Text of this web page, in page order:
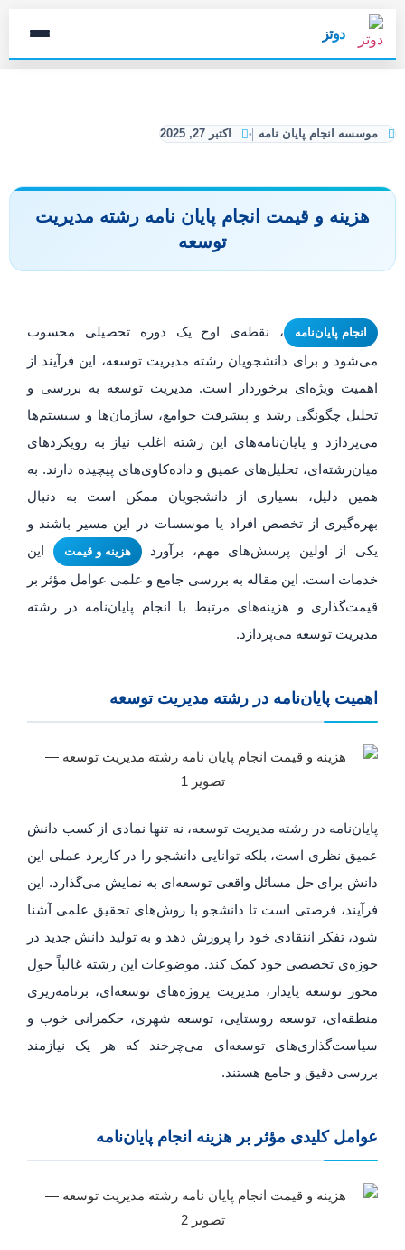
دوتز
موسسه انجام پایان نامه اکتبر 27, 2025
هزینه و قیمت انجام پایان نامه رشته مدیریت
توسعه
انجام پایان‌نامه
، نقطه‌ی اوج یک دوره تحصیلی محسوب
می‌شود و برای دانشجویان رشته مدیریت توسعه، این فرآیند از
اهمیت ویژه‌ای برخوردار است. مدیریت توسعه به بررسی و
تحلیل چگونگی رشد و پیشرفت جوامع، سازمان‌ها و سیستم‌ها
می‌پردازد و پایان‌نامه‌های این رشته اغلب نیاز به رویکردهای
میان‌رشته‌ای، تحلیل‌های عمیق و داده‌کاوی‌های پیچیده دارند. به
همین دلیل، بسیاری از دانشجویان ممکن است به دنبال
بهره‌گیری از تخصص افراد یا موسسات در این مسیر باشند و
یکی از اولین پرسش‌های مهم، برآورد
هزینه و قیمت
این
خدمات است. این مقاله به بررسی جامع و علمی عوامل مؤثر بر
قیمت‌گذاری و هزینه‌های مرتبط با انجام پایان‌نامه در رشته
مدیریت توسعه می‌پردازد.
اهمیت پایان‌نامه در رشته مدیریت توسعه
پایان‌نامه در رشته مدیریت توسعه، نه تنها نمادی از کسب دانش
عمیق نظری است، بلکه توانایی دانشجو را در کاربرد عملی این
دانش برای حل مسائل واقعی توسعه‌ای به نمایش می‌گذارد. این
فرآیند، فرصتی است تا دانشجو با روش‌های تحقیق علمی آشنا
شود، تفکر انتقادی خود را پرورش دهد و به تولید دانش جدید در
حوزه‌ی تخصصی خود کمک کند. موضوعات این رشته غالباً حول
محور توسعه پایدار، مدیریت پروژه‌های توسعه‌ای، برنامه‌ریزی
منطقه‌ای، توسعه روستایی، توسعه شهری، حکمرانی خوب و
سیاست‌گذاری‌های توسعه‌ای می‌چرخند که هر یک نیازمند
بررسی دقیق و جامع هستند.
عوامل کلیدی مؤثر بر هزینه انجام پایان‌نامه